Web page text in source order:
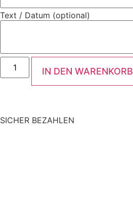
Text / Datum (optional)
IN DEN WARENKORB
SICHER BEZAHLEN